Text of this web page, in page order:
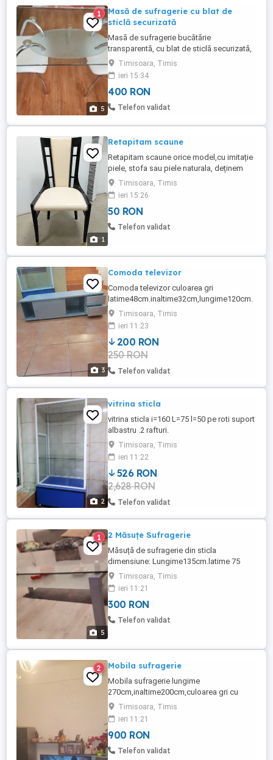
5
1
Masă de sufragerie cu blat de
sticlă securizată
Masă de sufragerie bucătărie
transparentă, cu blat de sticlă securizată,
picioare de inox. Stare : perfectă Material :
sticlă securizată și inox Dimensiuni :
Lungime : 120 cm Lățime : 70 cm Înălțime :
72 cm
Timisoara, Timis
ieri 15:34
400 RON
Telefon validat
1
Retapitam scaune
Retapitam scaune orice model,cu imitație
piele, stofa sau piele naturala, deținem
minstre de materiale,lucram în domeniul
tapițeriei de peste 30 de ani,oferim cea
mai buna calitate.Lucram oe baza de
programare.
Timisoara, Timis
ieri 15:26
50 RON
Telefon validat
3
Comoda televizor
Comoda televizor culoarea gri
latime48cm.inaltime32cm,lungime120cm.
Timisoara, Timis
ieri 11:23
200 RON
250 RON
Telefon validat
2
vitrina sticla
vitrina sticla i=160 L=75 l=50 pe roti suport
albastru .2 rafturi.
Timisoara, Timis
ieri 11:22
526 RON
2,628 RON
Telefon validat
5
1 2 Măsuțe Sufragerie
Măsuță de sufragerie din sticla
dimensiune: Lungime135cm.latime 75
,înălțime 50.pret 500lei si una măsuță 90
90inaltime 38 cm. pret 300 lei.
Timisoara, Timis
ieri 11:21
300 RON
Telefon validat
2 Mobila sufragerie
Mobila sufragerie lungime
270cm,inaltime200cm,culoarea gri cu
vitrina luminata.
Timisoara, Timis
ieri 11:21
900 RON
Telefon validat